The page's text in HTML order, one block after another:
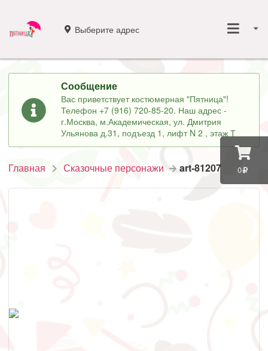
0
Выберите адрес
Сообщение
Вас приветствует костюмерная "Пятница"!
Телефон +7 (916) 720-85-20. Наш адрес -
г.Москва, м.Академическая, ул. Дмитрия
Ульянова д.31, подъезд 1, лифт N 2 , этаж Т
Главная Сказочные персонажи art-81207